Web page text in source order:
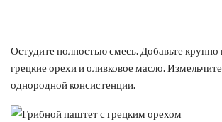
Остудите полностью смесь. Добавьте
грецкие орехи и оливковое масло.
однородной консистенции.